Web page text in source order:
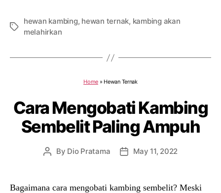
Tags
hewan kambing, hewan ternak, kambing akan
melahirkan
Home» Hewan Ternak
Cara Mengobati Kambing
Sembelit Paling Ampuh
Post
By Dio Pratama
PostMay 11, 2022
Bagaimana cara mengobati kambing sembelit? Meski